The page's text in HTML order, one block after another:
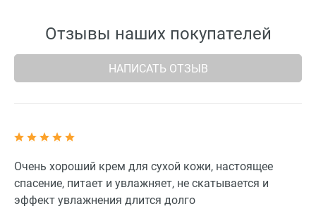
Отзывы наших покупателей
НАПИСАТЬ ОТЗЫВ
Очень хороший крем для сухой кожи, настоящее
спасение, питает и увлажняет, не скатывается и
эффект увлажнения длится долго